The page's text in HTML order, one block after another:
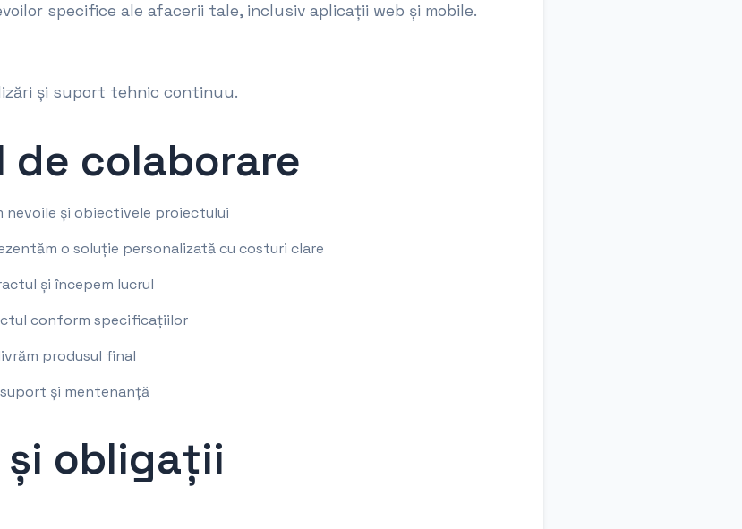
specifice ale afacerii tale, inclusiv aplicații web și mobile.
și suport tehnic continuu.
de colaborare
nevoile și obiectivele proiectului
o soluție personalizată cu costuri clare
și începem lucrul
conform specificațiilor
produsul final
și mentenanță
și obligații